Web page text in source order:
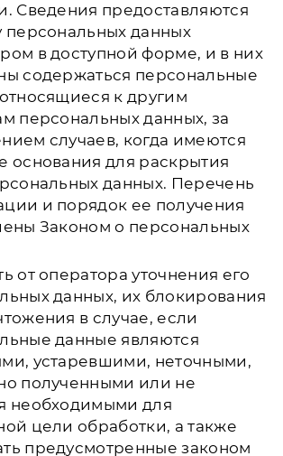
Сведения предоставляются
персональных данных
в доступной форме, и в них
содержаться персональные
к другим
персональных данных, за
случаев, когда имеются
основания для раскрытия
данных. Перечень
и порядок ее получения
Законом о персональных
от оператора уточнения его
данных, их блокирования
в случае, если
данные являются
устаревшими, неточными,
полученными или не
необходимыми для
цели обработки, а также
предусмотренные законом